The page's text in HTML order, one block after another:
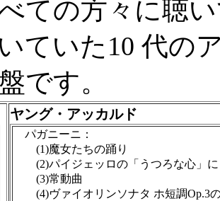
ての方々に聴
ていた10 代の
です。
ヤング・アッカルド
パガニーニ：
(1)魔女たちの踊り
(2)パイジェッロの「うつろな心」に
(3)常動曲
(4)ヴァイオリンソナタ ホ短調Op.3